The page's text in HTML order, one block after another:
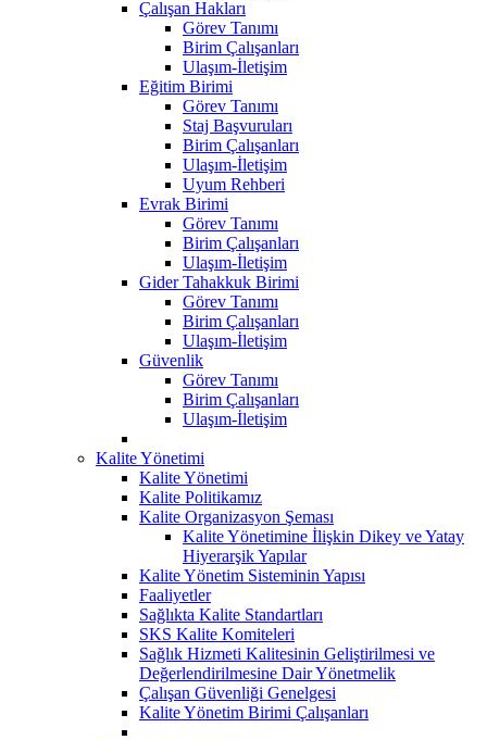
Çalışan Hakları
Görev Tanımı
Birim Çalışanları
Ulaşım-İletişim
Eğitim Birimi
Görev Tanımı
Staj Başvuruları
Birim Çalışanları
Ulaşım-İletişim
Uyum Rehberi
Evrak Birimi
Görev Tanımı
Birim Çalışanları
Ulaşım-İletişim
Gider Tahakkuk Birimi
Görev Tanımı
Birim Çalışanları
Ulaşım-İletişim
Güvenlik
Görev Tanımı
Birim Çalışanları
Ulaşım-İletişim
Kalite Yönetimi
Kalite Yönetimi
Kalite Politikamız
Kalite Organizasyon Şeması
Kalite Yönetimine İlişkin Dikey ve Yatay
Hiyerarşik Yapılar
Kalite Yönetim Sisteminin Yapısı
Faaliyetler
Sağlıkta Kalite Standartları
SKS Kalite Komiteleri
Sağlık Hizmeti Kalitesinin Geliştirilmesi ve
Değerlendirilmesine Dair Yönetmelik
Çalışan Güvenliği Genelgesi
Kalite Yönetim Birimi Çalışanları